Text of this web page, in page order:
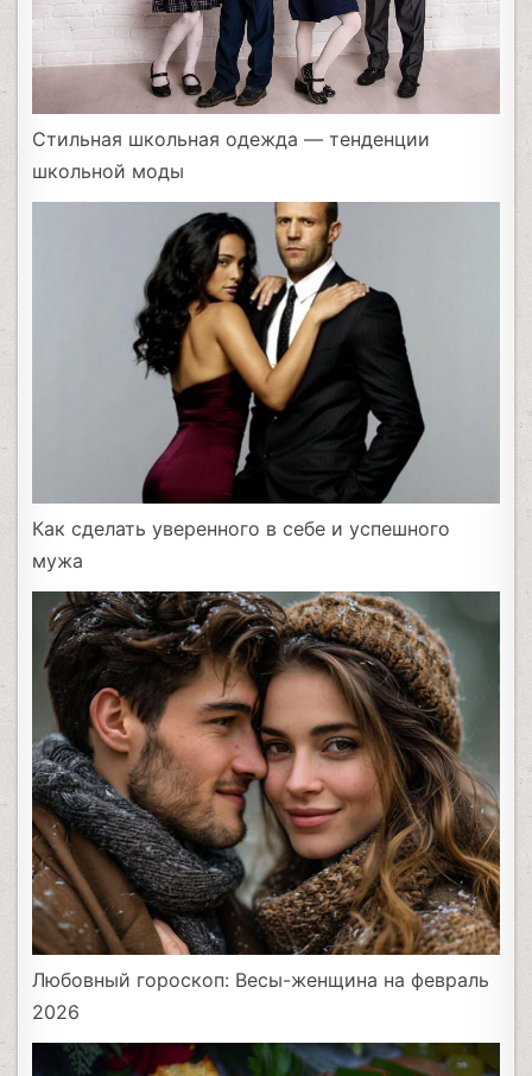
Стильная школьная одежда — тенденции
школьной моды
Как сделать уверенного в себе и успешного
мужа
Любовный гороскоп: Весы-женщина на февраль
2026